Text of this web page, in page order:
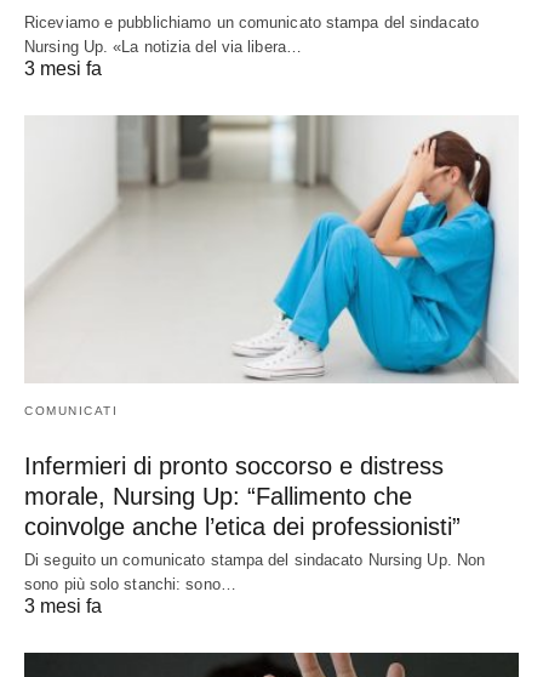
Riceviamo e pubblichiamo un comunicato stampa del sindacato
Nursing Up. «La notizia del via libera…
3 mesi fa
COMUNICATI
Infermieri di pronto soccorso e distress
morale, Nursing Up: “Fallimento che
coinvolge anche l’etica dei professionisti”
Di seguito un comunicato stampa del sindacato Nursing Up. Non
sono più solo stanchi: sono…
3 mesi fa